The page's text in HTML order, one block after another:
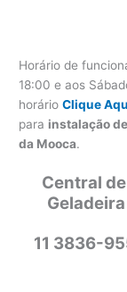
Horário de
18:00 e aos
horárioClique
para instalação
da Mooca.
Central
11 3836-